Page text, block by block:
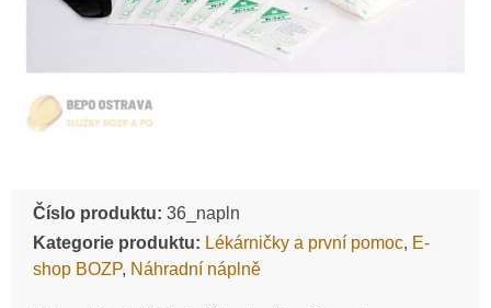
Číslo produktu: 36_napln
Kategorie produktu: Lékárničky a první pomoc, E-
shop BOZP, Náhradní náplně